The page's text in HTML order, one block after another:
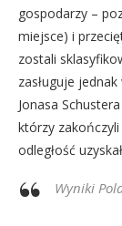
gospodarzy –
miejsce) i
zostali
zasługuje
Jonasa
którzy zakończyli
odległość
Wyniki